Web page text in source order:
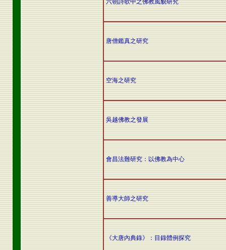
六朝詩歌中之佛教風貌研究
唐僧鑑真之研究
空海之研究
吳越佛教之發展
會昌法難研究：以佛教為中心
善導大師之研究
《大唐內典錄》：目錄體例探究